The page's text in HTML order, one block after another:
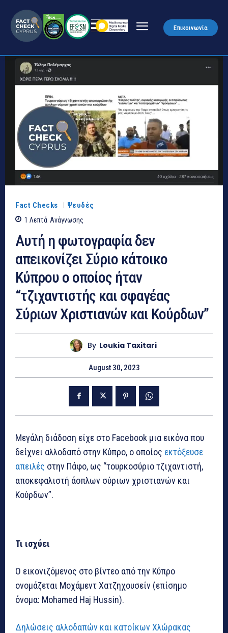
Επικοινωνία
Fact Checks Ψευδές
1 Λεπτά Ανάγνωσης
Αυτή η φωτογραφία δεν
απεικονίζει Σύριο κάτοικο
Κύπρου ο οποίος ήταν
“τζιχαντιστής και σφαγέας
Σύριων Χριστιανών και Κούρδων”
By Loukia Taxitari
August 30, 2023
Μεγάλη διάδοση είχε στο Facebook μια εικόνα που
δείχνει αλλοδαπό στην Κύπρο, ο οποίος εκτόξευσε
απειλές στην Πάφο, ως “τουρκοσύριο τζιχαντιστή,
αποκεφαλιστή άοπλων σύριων χριστιανών και
Κούρδων”.
Τι ισχύει
Ο εικονιζόμενος στο βίντεο από την Κύπρο
ονομάζεται Μοχάμεντ Χατζηχουσείν (επίσημο
όνομα: Mohamed Haj Hussin).
Δηλώσεις αλλοδαπών και κατοίκων Χλώρακας